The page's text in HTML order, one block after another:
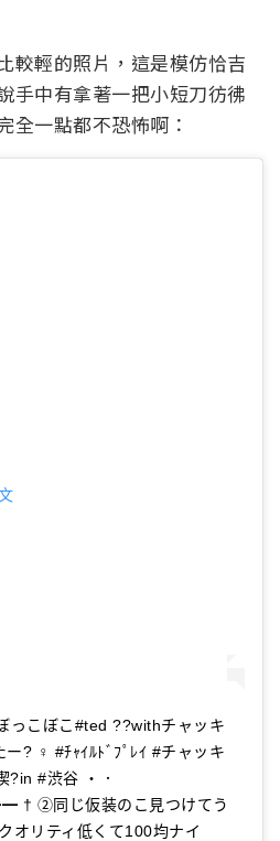
較輕的照片，這是模仿恰吉
手中有拿著一把小短刀彷彿
全一點都不恐怖啊：
こぼこ#ted ??withチャッキ
? ♀️ #ﾁｬｲﾙﾄﾞﾌﾟﾚｲ #チャッキ
?in #渋谷 ・．
じ仮装のこ見つけてう
オリティ低くて100均ナイ